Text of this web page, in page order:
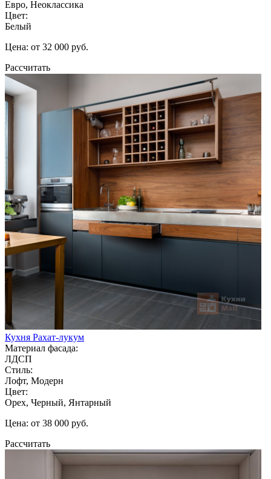
Евро, Неоклассика
Цвет:
Белый
Цена: от 32 000 руб.
Рассчитать
Кухня Рахат-лукум
Материал фасада:
ЛДСП
Стиль:
Лофт, Модерн
Цвет:
Орех, Черный, Янтарный
Цена: от 38 000 руб.
Рассчитать